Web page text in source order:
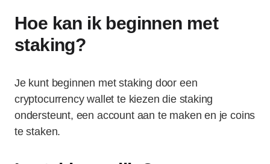
Hoe kan ik beginnen met
staking?
Je kunt beginnen met staking door een
cryptocurrency wallet te kiezen die staking
ondersteunt, een account aan te maken en je coins
te staken.